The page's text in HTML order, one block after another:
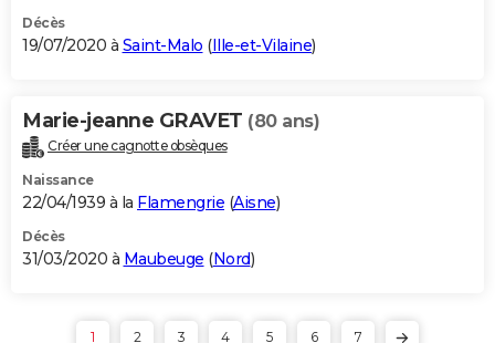
Décès
19/07/2020 à Saint-Malo (Ille-et-Vilaine)
Marie-jeanne GRAVET (80 ans)
Créer une cagnotte obsèques
Naissance
22/04/1939 à la Flamengrie (Aisne)
Décès
31/03/2020 à Maubeuge (Nord)
1 2 3 4 5 6 7